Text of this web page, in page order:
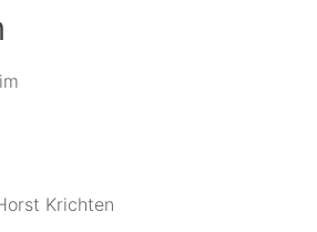
Krichten